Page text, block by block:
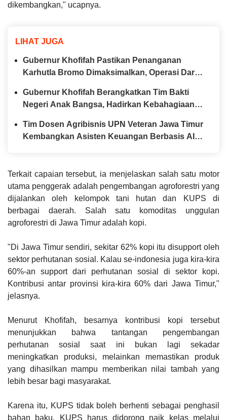
dikembangkan," ucapnya.
LIHAT JUGA
Gubernur Khofifah Pastikan Penanganan
Karhutla Bromo Dimaksimalkan, Operasi Darat
Gubernur Khofifah Berangkatkan Tim Bakti
Negeri Anak Bangsa, Hadirkan Kebahagiaan
Kemerdekaan
Tim Dosen Agribisnis UPN Veteran Jawa Timur
Kembangkan Asisten Keuangan Berbasis AI
Terkait capaian tersebut, ia menjelaskan salah satu motor
utama penggerak adalah pengembangan agroforestri yang
dijalankan oleh kelompok tani hutan dan KUPS di
berbagai daerah. Salah satu komoditas unggulan
agroforestri di Jawa Timur adalah kopi.
"Di Jawa Timur sendiri, sekitar 62% kopi itu disupport oleh
sektor perhutanan sosial. Kalau se-indonesia juga kira-kira
60%-an support dari perhutanan sosial di sektor kopi.
Kontribusi antar provinsi kira-kira 60% dari Jawa Timur,"
jelasnya.
Menurut Khofifah, besarnya kontribusi kopi tersebut
menunjukkan bahwa tantangan pengembangan
perhutanan sosial saat ini bukan lagi sekadar
meningkatkan produksi, melainkan memastikan produk
yang dihasilkan mampu memberikan nilai tambah yang
lebih besar bagi masyarakat.
Karena itu, KUPS tidak boleh berhenti sebagai penghasil
bahan baku. KUPS harus didorong naik kelas melalui